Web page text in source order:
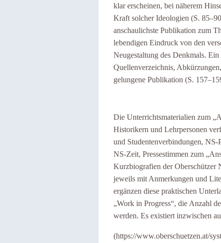
klar erscheinen, bei näherem
Kraft solcher Ideologien (S.
anschaulichste Publikation zum
lebendigen Eindruck von den
Neugestaltung des Denkmals. Ein
Quellenverzeichnis,
gelungene Publikation (S.
Die Unterrichtsmaterialien zum
Historikern und Lehrpersonen
und Studentenverbindungen,
NS-Zeit, Pressestimmen zum
Kurzbiografien der
jeweils mit Anmerkungen und
ergänzen diese praktischen
„Work in Progress“, die Anzahl
werden. Es existiert inzwischen
(https://www.oberschuetzen.at/